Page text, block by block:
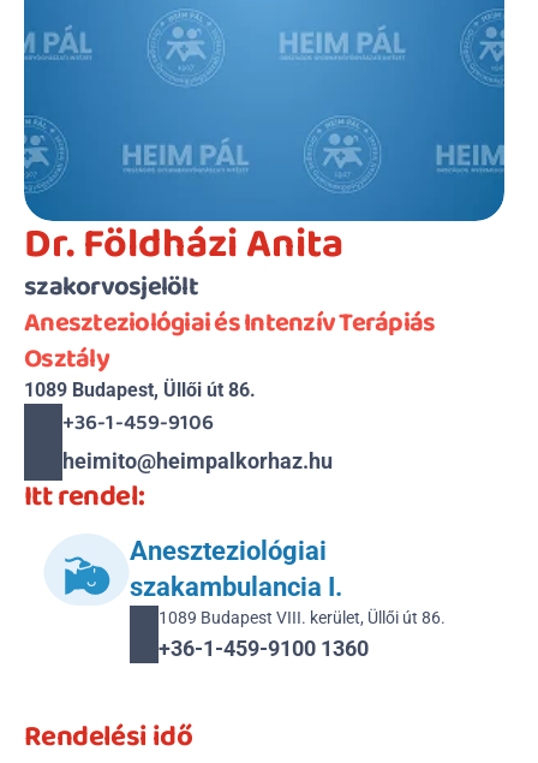
Dr. Földházi Anita
szakorvosjelölt
Aneszteziológiai és Intenzív Terápiás
Osztály
1089 Budapest, Üllői út 86.
+36-1-459-9106
heimito@heimpalkorhaz.hu
Itt rendel:
Aneszteziológiai
szakambulancia I.
1089 Budapest VIII. kerület, Üllői út 86.
+36-1-459-9100 1360
Rendelési idő